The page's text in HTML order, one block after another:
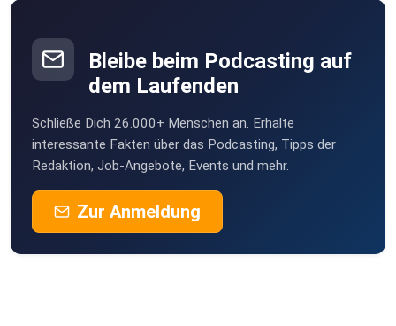
Bleibe beim Podcasting auf
dem Laufenden
Schließe Dich 26.000+ Menschen an. Erhalte
interessante Fakten über das Podcasting, Tipps der
Redaktion, Job-Angebote, Events und mehr.
Zur Anmeldung